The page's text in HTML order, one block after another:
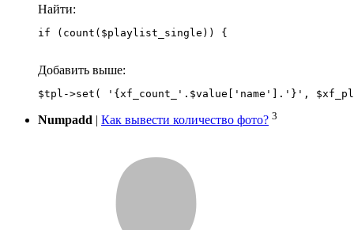
Найти:
if (count($playlist_single)) {
Добавить выше:
Numpadd | Как вывести количество фото? 3